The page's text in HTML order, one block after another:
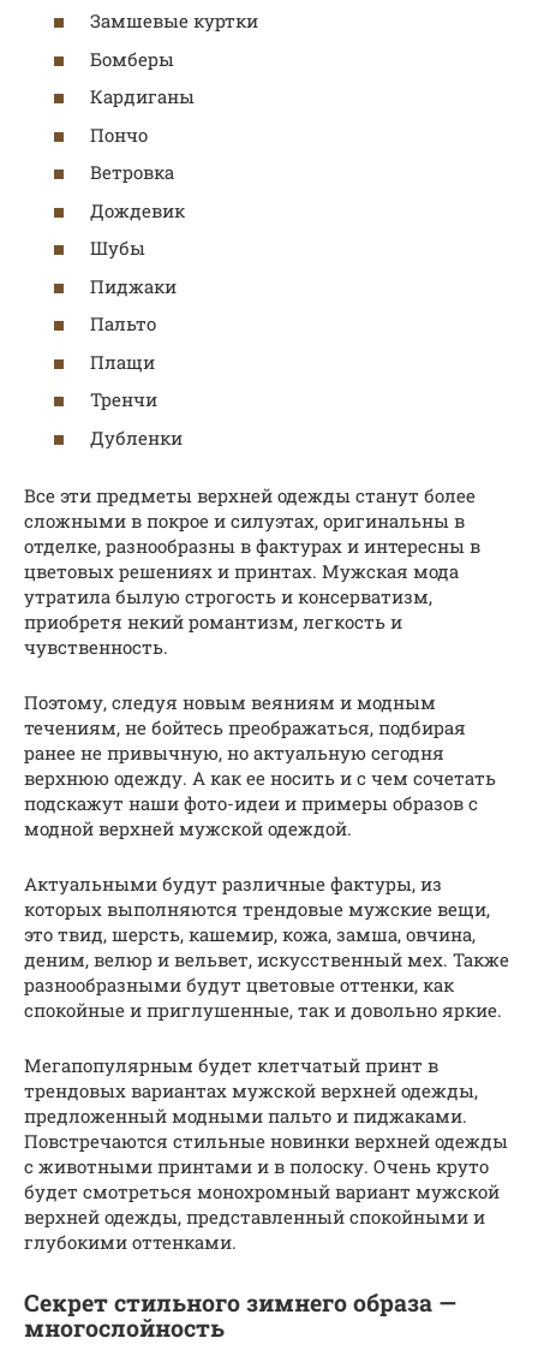
Замшевые куртки
Бомберы
Кардиганы
Пончо
Ветровка
Дождевик
Шубы
Пиджаки
Пальто
Плащи
Тренчи
Дубленки
Все эти предметы верхней одежды станут более
сложными в покрое и силуэтах, оригинальны в
отделке, разнообразны в фактурах и интересны в
цветовых решениях и принтах. Мужская мода
утратила былую строгость и консерватизм,
приобретя некий романтизм, легкость и
чувственность.
Поэтому, следуя новым веяниям и модным
течениям, не бойтесь преображаться, подбирая
ранее не привычную, но актуальную сегодня
верхнюю одежду. А как ее носить и с чем сочетать
подскажут наши фото-идеи и примеры образов с
модной верхней мужской одеждой.
Актуальными будут различные фактуры, из
которых выполняются трендовые мужские вещи,
это твид, шерсть, кашемир, кожа, замша, овчина,
деним, велюр и вельвет, искусственный мех. Также
разнообразными будут цветовые оттенки, как
спокойные и приглушенные, так и довольно яркие.
Мегапопулярным будет клетчатый принт в
трендовых вариантах мужской верхней одежды,
предложенный модными пальто и пиджаками.
Повстречаются стильные новинки верхней одежды
с животными принтами и в полоску. Очень круто
будет смотреться монохромный вариант мужской
верхней одежды, представленный спокойными и
глубокими оттенками.
Секрет стильного зимнего образа —
многослойность